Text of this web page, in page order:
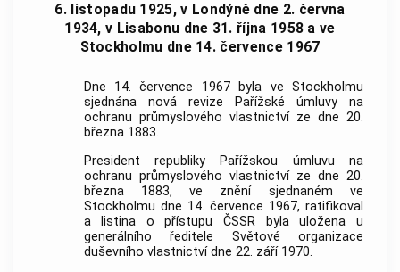
6. listopadu 1925, v Londýně dne 2. června
1934, v Lisabonu dne 31. října 1958 a ve
Stockholmu dne 14. července 1967
Dne 14. července 1967 byla ve Stockholmu
sjednána nová revize Pařížské úmluvy na
ochranu průmyslového vlastnictví ze dne 20.
března 1883.
President republiky Pařížskou úmluvu na
ochranu průmyslového vlastnictví ze dne 20.
března 1883, ve znění sjednaném ve
Stockholmu dne 14. července 1967, ratifikoval
a listina o přístupu ČSSR byla uložena u
generálního ředitele Světové organizace
duševního vlastnictví dne 22. září 1970.